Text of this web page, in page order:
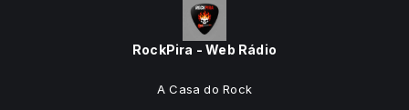
RockPira - Web Rádio
A Casa do Rock